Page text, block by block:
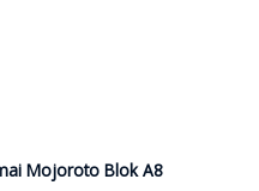
Mojoroto Blok A8